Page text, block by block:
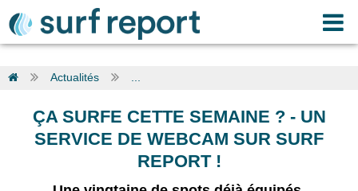
Actualités
ÇA SURFE CETTE SEMAINE ?- UN
SERVICE DE WEBCAM SUR SURF
REPORT !